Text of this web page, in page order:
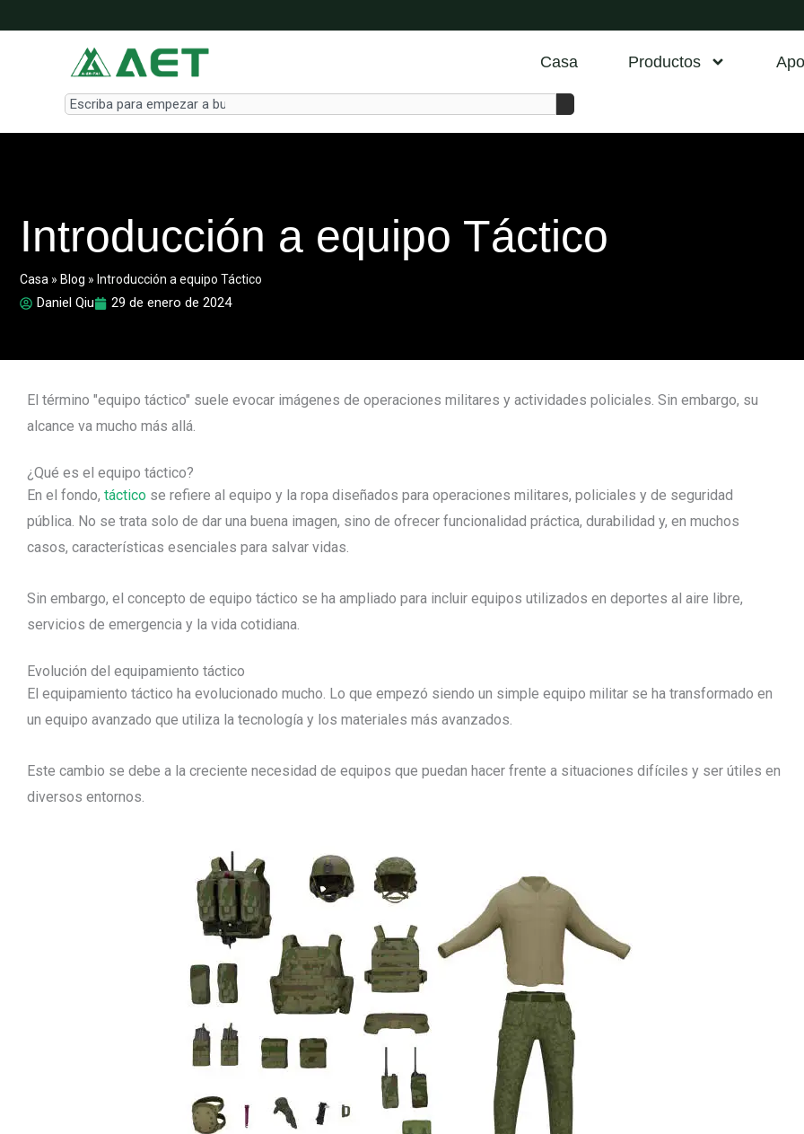
al
Casa Productos
Search
Introducción a equipo Táctico
Casa » Blog » Introducción a equipo Táctico
Daniel Qiu 29 de enero de 2024
El término "equipo táctico" suele evocar imágenes de operaciones militares y actividades policiales. Sin embargo, su
alcance va mucho más allá.
¿Qué es el equipo táctico?
En el fondo, táctico se refiere al equipo y la ropa diseñados para operaciones militares, policiales y de seguridad
pública. No se trata solo de dar una buena imagen, sino de ofrecer funcionalidad práctica, durabilidad y, en muchos
casos, características esenciales para salvar vidas.
Sin embargo, el concepto de equipo táctico se ha ampliado para incluir equipos utilizados en deportes al aire libre,
servicios de emergencia y la vida cotidiana.
Evolución del equipamiento táctico
El equipamiento táctico ha evolucionado mucho. Lo que empezó siendo un simple equipo militar se ha transformado en
un equipo avanzado que utiliza la tecnología y los materiales más avanzados.
Este cambio se debe a la creciente necesidad de equipos que puedan hacer frente a situaciones difíciles y ser útiles en
diversos entornos.